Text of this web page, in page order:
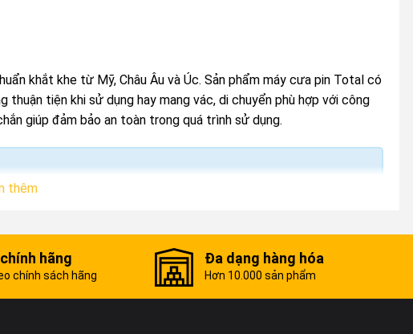
khắt khe từ Mỹ, Châu Âu và Úc. Sản phẩm máy cưa pin Total có
tiện khi sử dụng hay mang vác, di chuyển phù hợp với công
giúp đảm bảo an toàn trong quá trình sử dụng.
thêm
hãng
chính sách hãng
Đa dạng hàng hóa
Hơn 10.000 sản phẩm